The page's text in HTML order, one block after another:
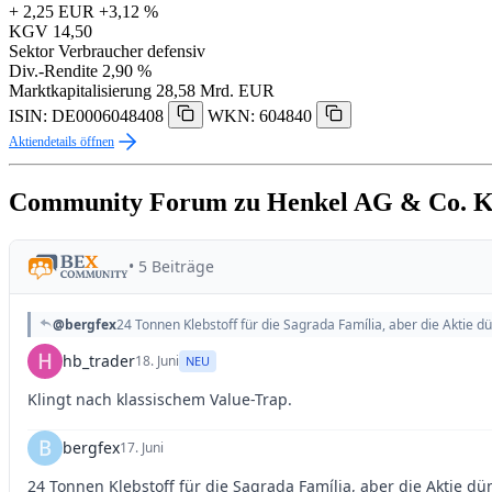
+ 2,25 EUR +3,12 %
KGV 14,50
Sektor Verbraucher defensiv
Div.-Rendite 2,90 %
Marktkapitalisierung 28,58 Mrd. EUR
ISIN: DE0006048408
WKN: 604840
Aktiendetails öffnen
Community Forum zu Henkel AG & Co.